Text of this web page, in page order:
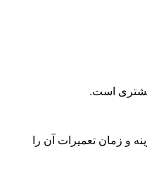
است.
و زمان تعمیرات آن را